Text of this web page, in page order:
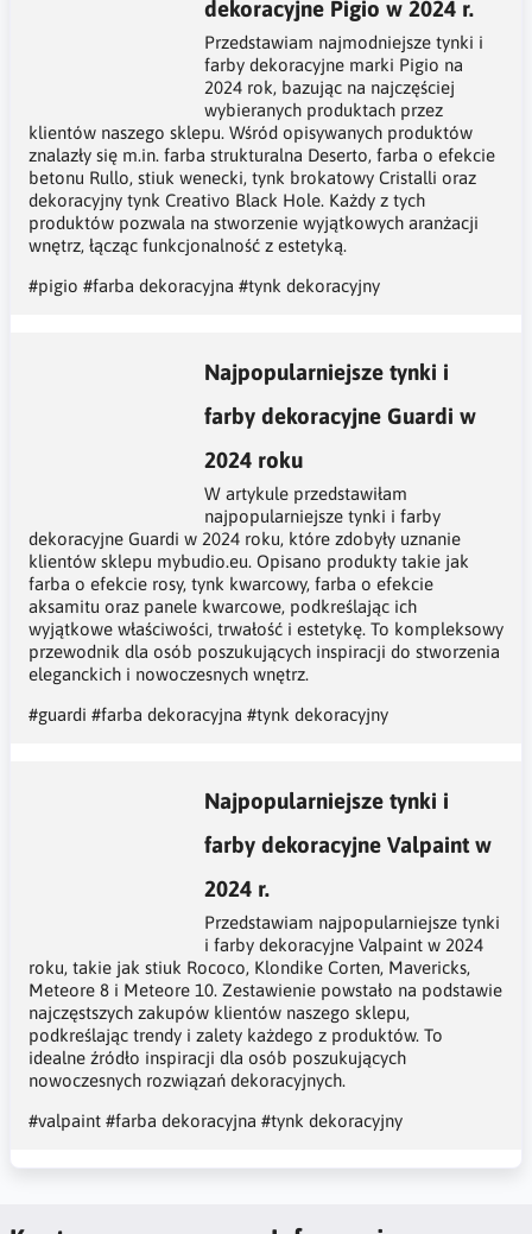
dekoracyjne Pigio w 2024 r.
Przedstawiam najmodniejsze tynki i
farby dekoracyjne marki Pigio na
2024 rok, bazując na najczęściej
wybieranych produktach przez
klientów naszego sklepu. Wśród opisywanych produktów
znalazły się m.in. farba strukturalna Deserto, farba o efekcie
betonu Rullo, stiuk wenecki, tynk brokatowy Cristalli oraz
dekoracyjny tynk Creativo Black Hole. Każdy z tych
produktów pozwala na stworzenie wyjątkowych aranżacji
wnętrz, łącząc funkcjonalność z estetyką.
#pigio #farba dekoracyjna #tynk dekoracyjny
Najpopularniejsze tynki i
farby dekoracyjne Guardi w
2024 roku
W artykule przedstawiłam
najpopularniejsze tynki i farby
dekoracyjne Guardi w 2024 roku, które zdobyły uznanie
klientów sklepu mybudio.eu. Opisano produkty takie jak
farba o efekcie rosy, tynk kwarcowy, farba o efekcie
aksamitu oraz panele kwarcowe, podkreślając ich
wyjątkowe właściwości, trwałość i estetykę. To kompleksowy
przewodnik dla osób poszukujących inspiracji do stworzenia
eleganckich i nowoczesnych wnętrz.
#guardi #farba dekoracyjna #tynk dekoracyjny
Najpopularniejsze tynki i
farby dekoracyjne Valpaint w
2024 r.
Przedstawiam najpopularniejsze tynki
i farby dekoracyjne Valpaint w 2024
roku, takie jak stiuk Rococo, Klondike Corten, Mavericks,
Meteore 8 i Meteore 10. Zestawienie powstało na podstawie
najczęstszych zakupów klientów naszego sklepu,
podkreślając trendy i zalety każdego z produktów. To
idealne źródło inspiracji dla osób poszukujących
nowoczesnych rozwiązań dekoracyjnych.
#valpaint #farba dekoracyjna #tynk dekoracyjny